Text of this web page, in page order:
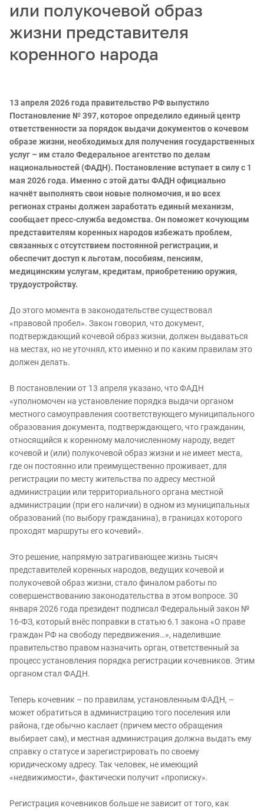
или полукочевой образ
жизни представителя
коренного народа
13 апреля 2026 года правительство РФ выпустило
Постановление № 397, которое определило единый центр
ответственности за порядок выдачи документов о кочевом
образе жизни, необходимых для получения государственных
услуг – им стало Федеральное агентство по делам
национальностей (ФАДН). Постановление вступает в силу с 1
мая 2026 года. Именно с этой даты ФАДН официально
начнёт выполнять свои новые полномочия, и во всех
регионах страны должен заработать единый механизм,
сообщает пресс-служба ведомства. Он поможет кочующим
представителям коренных народов избежать проблем,
связанных с отсутствием постоянной регистрации, и
обеспечит доступ к льготам, пособиям, пенсиям,
медицинским услугам, кредитам, приобретению оружия,
трудоустройству.
До этого момента в законодательстве существовал
«правовой пробел». Закон говорил, что документ,
подтверждающий кочевой образ жизни, должен выдаваться
на местах, но не уточнял, кто именно и по каким правилам это
должен делать.
В постановлении от 13 апреля указано, что ФАДН
«уполномочен на установление порядка выдачи органом
местного самоуправления соответствующего муниципального
образования документа, подтверждающего, что гражданин,
относящийся к коренному малочисленному народу, ведет
кочевой и (или) полукочевой образ жизни и не имеет места,
где он постоянно или преимущественно проживает, для
регистрации по месту жительства по адресу местной
администрации или территориального органа местной
администрации (при его наличии) в одном из муниципальных
образований (по выбору гражданина), в границах которого
проходят маршруты его кочевий».
Это решение, напрямую затрагивающее жизнь тысяч
представителей коренных народов, ведущих кочевой и
полукочевой образ жизни, стало финалом работы по
совершенствованию законодательства в этом вопросе. 30
января 2026 года президент подписал Федеральный закон №
16-ФЗ, который внёс поправки в статью 6.1 закона «О праве
граждан РФ на свободу передвижения…», наделившие
правительство правом назначить орган, ответственный за
процесс установления порядка регистрации кочевников. Этим
органом стал ФАДН.
Теперь кочевник – по правилам, установленным ФАДН, –
может обратиться в администрацию того поселения или
района, где обычно каслает (причем место обращения
выбирает сам), и местная администрация должна выдать ему
справку о статусе и зарегистрировать по своему
юридическому адресу. Так человек, не имеющий
«недвижимости», фактически получит «прописку».
Регистрация кочевников больше не зависит от того, как